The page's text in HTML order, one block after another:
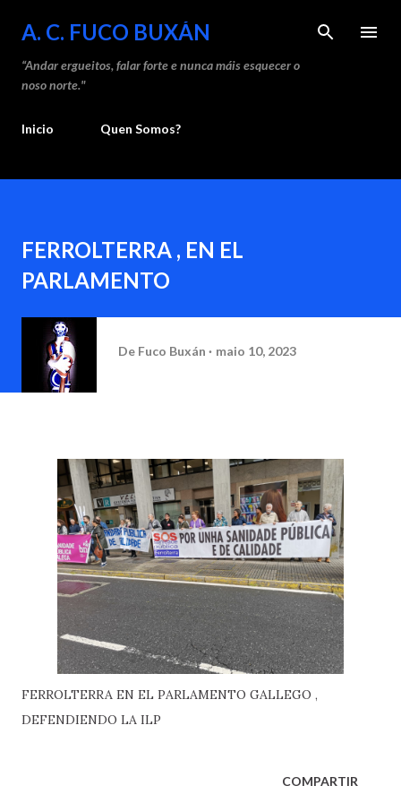
Saltar ao contido principal
A. C. FUCO BUXÁN
“Andar ergueitos, falar forte e nunca máis esquecer o
noso norte."
Inicio Quen Somos?
FERROLTERRA , EN EL
PARLAMENTO
De Fuco Buxán maio 10, 2023
FERROLTERRA EN EL PARLAMENTO GALLEGO ,
DEFENDIENDO LA ILP
COMPARTIR